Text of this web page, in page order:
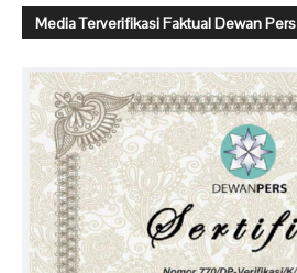
Media Terverifikasi Faktual Dewan Pers